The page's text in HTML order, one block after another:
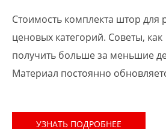
Стоимость комплекта штор для
ценовых категорий. Советы, как
получить больше за меньшие
Материал постоянно
УЗНАТЬ ПОДРОБНЕЕ